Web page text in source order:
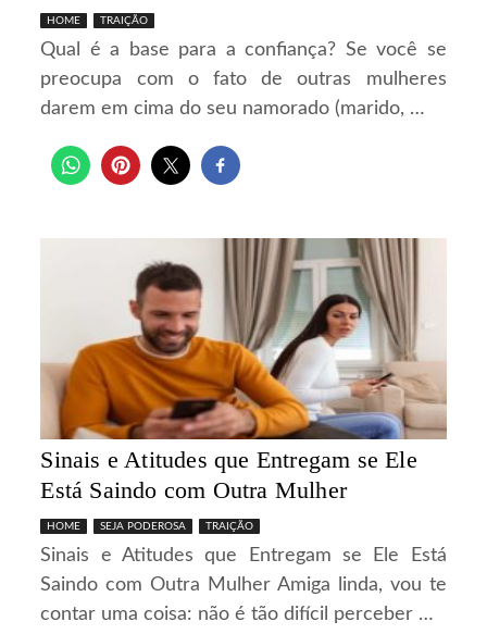
HOME TRAIÇÃO
Qual é a base para a confiança? Se você se
preocupa com o fato de outras mulheres
darem em cima do seu namorado (marido, …
Sinais e Atitudes que Entregam se Ele
Está Saindo com Outra Mulher
HOME SEJA PODEROSA TRAIÇÃO
Sinais e Atitudes que Entregam se Ele Está
Saindo com Outra Mulher Amiga linda, vou te
contar uma coisa: não é tão difícil perceber …